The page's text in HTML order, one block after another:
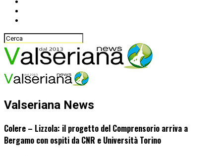
Valseriana News
Colere – Lizzola: il progetto del Comprensorio arriva a
Bergamo con ospiti da CNR e Università Torino